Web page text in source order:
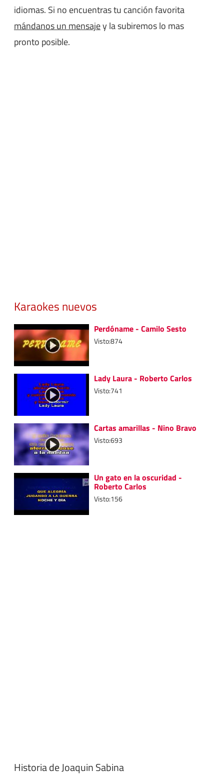
idiomas. Si no encuentras tu canción favorita
mándanos un mensajey la subiremos lo mas
pronto posible.
Karaokes nuevos
Perdóname - Camilo Sesto
Visto:874
Lady Laura - Roberto Carlos
Visto:741
Cartas amarillas - Nino Bravo
Visto:693
Un gato en la oscuridad -
Roberto Carlos
Visto:156
Historia de Joaquin Sabina